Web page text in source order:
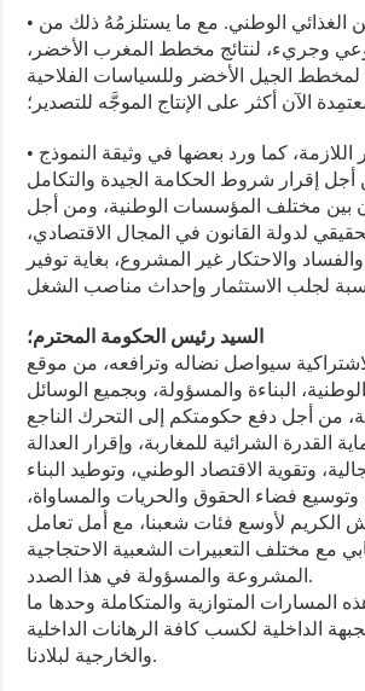
• إعطاء الأولوية للأمن الغذائي الوطني. مع ما يستلزمُهُ ذلك من
وجريء، لنتائج مخطط المغرب الأخضر،
الجيل الأخضر وللسياسات الفلاحية
الآن أكثر على الإنتاج الموجَّه للتصدير؛
• اتخاذ التدابير اللازمة، كما ورد بعضها في وثيقة النموذج
أجل إقرار شروط الحكامة الجيدة والتكامل
بين مختلف المؤسسات الوطنية، ومن أجل
لدولة القانون في المجال الاقتصادي،
والاحتكار غير المشروع، بغاية توفير
السيد رئيس الحكومة المحترم؛
سيواصل نضاله وترافعه، من موقع
البناءة والمسؤولة، وبجميع الوسائل
من أجل دفع حكومتكم إلى التحرك الناجع
القدرة الشرائية للمغاربة، وإقرار العدالة
وتقوية الاقتصاد الوطني، وتوطيد البناء
وتوسيع فضاء الحقوق والحريات والمساواة،
الكريم لأوسع فئات شعبنا، مع أمل تعامل
مع مختلف التعبيرات الشعبية الاحتجاجية
المشروعة والمسؤولة في هذا الصدد.
المسارات المتوازية والمتكاملة وحدها ما
الداخلية لكسب كافة الرهانات الداخلية
والخارجية لبلادنا.